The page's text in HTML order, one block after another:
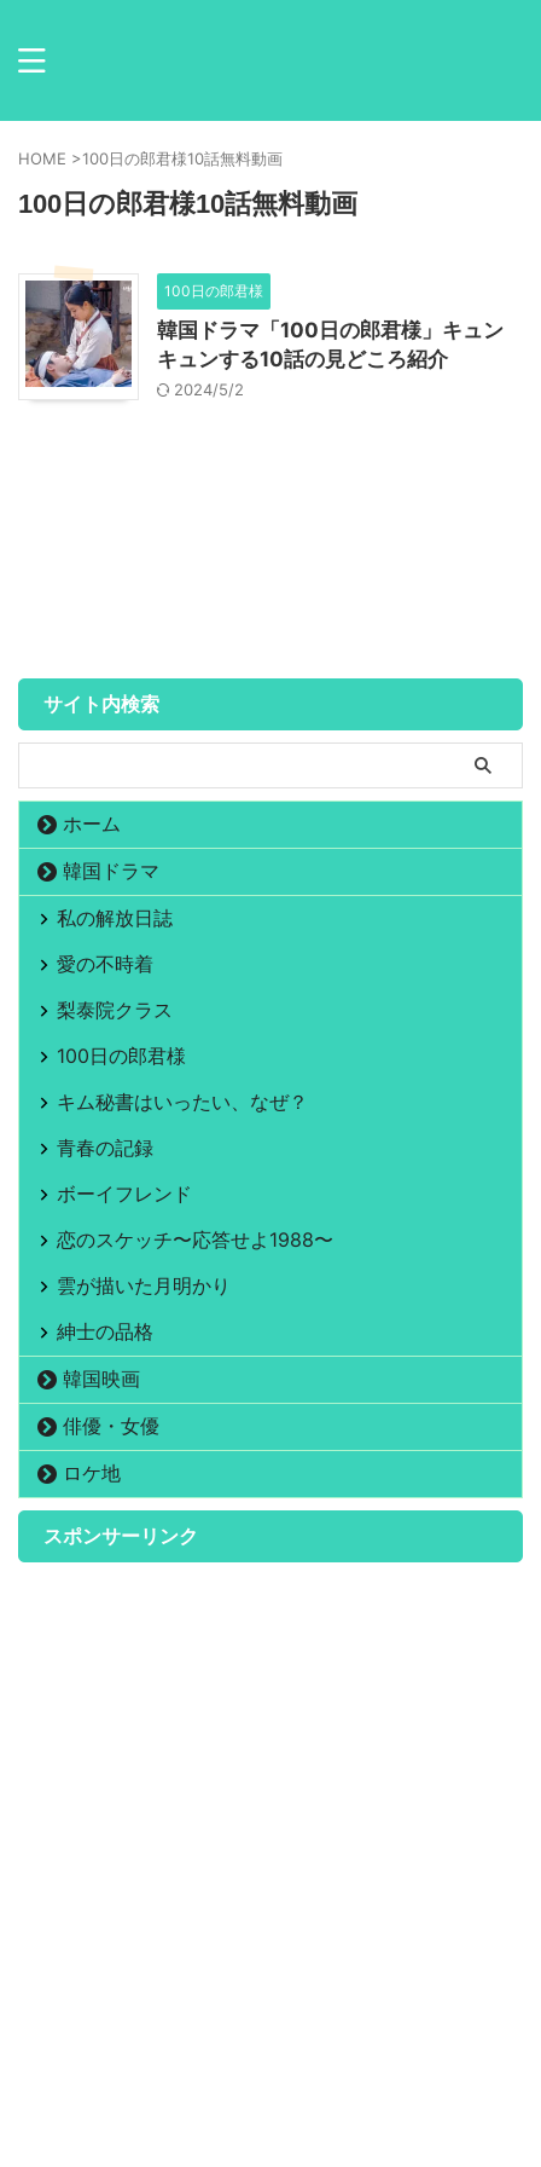
HOME >100日の郎君様10話無料動画
100日の郎君様10話無料動画
100日の郎君様
韓国ドラマ「100日の郎君様」キュン
キュンする10話の見どころ紹介
2024/5/2
サイト内検索
ホーム
韓国ドラマ
私の解放日誌
愛の不時着
梨泰院クラス
100日の郎君様
キム秘書はいったい、なぜ？
青春の記録
ボーイフレンド
恋のスケッチ〜応答せよ1988〜
雲が描いた月明かり
紳士の品格
韓国映画
俳優・女優
ロケ地
スポンサーリンク